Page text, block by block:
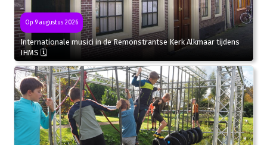
Op 9 augustus 2026
Internationale musici in de Remonstrantse Kerk Alkmaar tijdens
IHMS 🗓